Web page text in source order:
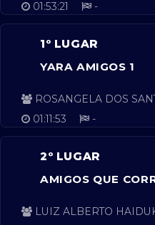
01:53:21
-
1º LUGAR
YARA AMIGOS 1
ROSANGELA DOS
01:11:53
-
2º LUGAR
AMIGOS QUE
LUIZ ALBERTO